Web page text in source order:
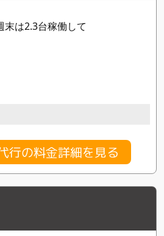
末は2.3台稼働して
行の料金詳細を見る